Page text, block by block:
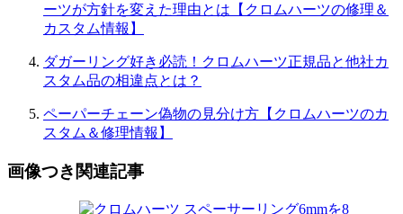
ーツが方針を変えた理由とは【クロムハーツの修理＆
カスタム情報】
ダガーリング好き必読！クロムハーツ正規品と他社カ
スタム品の相違点とは？
ペーパーチェーン偽物の見分け方【クロムハーツのカ
スタム＆修理情報】
画像つき関連記事